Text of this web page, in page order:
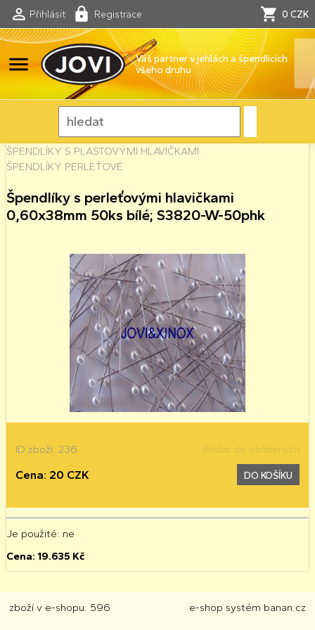
Přihlásit Registrace 0 CZK
menu
Váš partner v jehlách a špendlících
všeho druhu
ŠPENDLÍKY S PLASTOVÝMI HLAVIČKAMI
ŠPENDLÍKY PERLEŤOVÉ
Špendlíky s perleťovými hlavičkami
0,60x38mm 50ks bílé; S3820-W-50phk
ID zboží: 236 Přidat do oblíbených
Cena: 20 CZK DO KOŠÍKU
Je použité: ne
Cena: 19.635 Kč
zboží v e-shopu: 596 e-shop systém banan.cz